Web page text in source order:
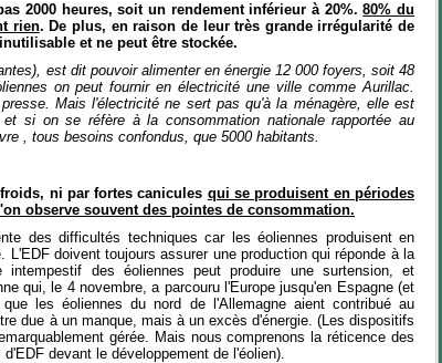
2000 heures, soit un rendement inférieur à 20%.80% du
rien. De plus, en raison de leur très grande irrégularité de
et ne peut être stockée.
est dit pouvoir alimenter en énergie 12 000 foyers, soit 48
on peut fournir en électricité une ville comme Aurillac.
Mais l'électricité ne sert pas qu'à la ménagère, elle est
si on se réfère à la consommation nationale rapportée au
, tous besoins confondus, que 5000 habitants.
ni par fortes canicules qui se produisent en périodes
observe souvent des pointes de consommation.
des difficultés techniques car les éoliennes produisent en
doivent toujours assurer une production qui réponde à la
intempestif des éoliennes peut produire une surtension, et
qui, le 4 novembre, a parcouru l'Europe jusqu'en Espagne (et
les éoliennes du nord de l'Allemagne aient contribué au
due à un manque, mais à un excès d'énergie. (Les dispositifs
gérée. Mais nous comprenons la réticence des
devant le développement de l'éolien).